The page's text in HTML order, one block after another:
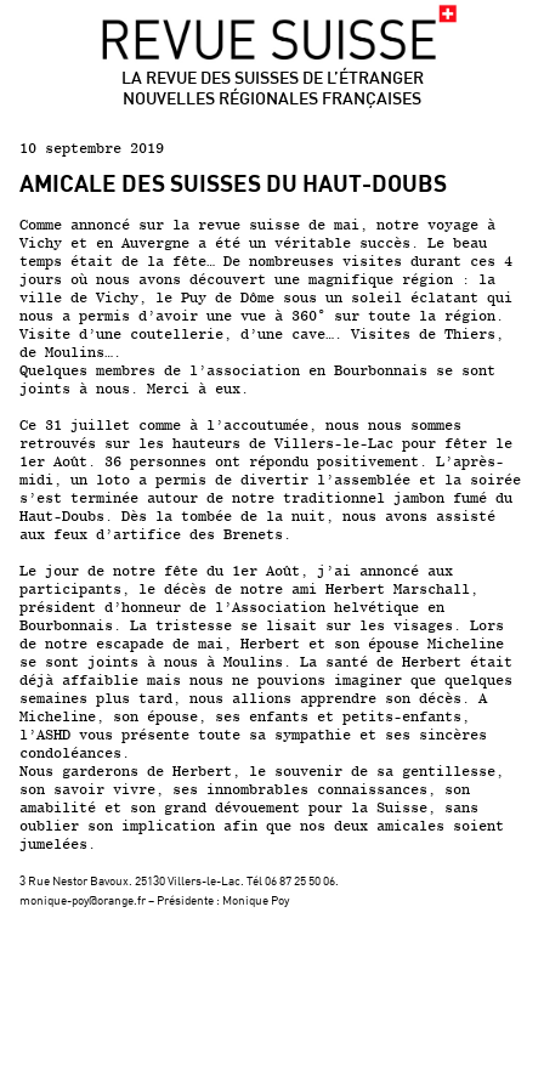
LA REVUE DES SUISSES DE L’ÉTRANGER
NOUVELLES RÉGIONALES FRANÇAISES
10 septembre 2019
AMICALE DES SUISSES DU HAUT-DOUBS
Comme annoncé sur la revue suisse de mai, notre voyage à
Vichy et en Auvergne a été un véritable succès. Le beau
temps était de la fête… De nombreuses visites durant ces 4
jours où nous avons découvert une magnifique région : la
ville de Vichy, le Puy de Dôme sous un soleil éclatant qui
nous a permis d’avoir une vue à 360° sur toute la région.
Visite d’une coutellerie, d’une cave…. Visites de Thiers,
de Moulins….
Quelques membres de l’association en Bourbonnais se sont
joints à nous. Merci à eux.
Ce 31 juillet comme à l’accoutumée, nous nous sommes
retrouvés sur les hauteurs de Villers-le-Lac pour fêter le
1er Août. 36 personnes ont répondu positivement. L’après-
midi, un loto a permis de divertir l’assemblée et la soirée
s’est terminée autour de notre traditionnel jambon fumé du
Haut-Doubs. Dès la tombée de la nuit, nous avons assisté
aux feux d’artifice des Brenets.
Le jour de notre fête du 1er Août, j’ai annoncé aux
participants, le décès de notre ami Herbert Marschall,
président d’honneur de l’Association helvétique en
Bourbonnais. La tristesse se lisait sur les visages. Lors
de notre escapade de mai, Herbert et son épouse Micheline
se sont joints à nous à Moulins. La santé de Herbert était
déjà affaiblie mais nous ne pouvions imaginer que quelques
semaines plus tard, nous allions apprendre son décès. A
Micheline, son épouse, ses enfants et petits-enfants,
l’ASHD vous présente toute sa sympathie et ses sincères
condoléances.
Nous garderons de Herbert, le souvenir de sa gentillesse,
son savoir vivre, ses innombrables connaissances, son
amabilité et son grand dévouement pour la Suisse, sans
oublier son implication afin que nos deux amicales soient
jumelées.
3 Rue Nestor Bavoux. 25130 Villers-le-Lac. Tél 06 87 25 50 06.
monique-poy@orange.fr – Présidente : Monique Poy